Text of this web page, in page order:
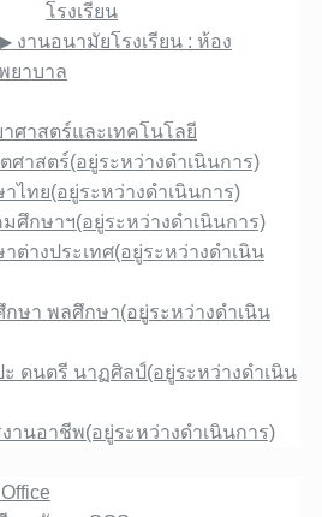
โรงเรียน
งานอนามัยโรงเรียน : ห้อง
ยาบาล
ศาสตร์และเทคโนโลยี
าสตร์(อยู่ระหว่างดำเนินการ)
ไทย(อยู่ระหว่างดำเนินการ)
ศึกษาฯ(อยู่ระหว่างดำเนินการ)
ต่างประเทศ(อยู่ระหว่างดำเนิน
ษา พลศึกษา(อยู่ระหว่างดำเนิน
ดนตรี นาฏศิลป์(อยู่ระหว่างดำเนิน
านอาชีพ(อยู่ระหว่างดำเนินการ)